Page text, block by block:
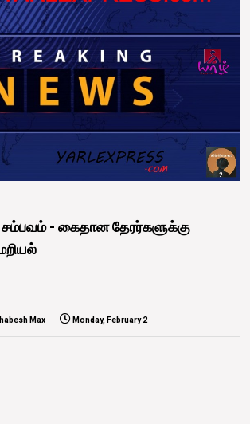
- கைதான தேரர்களுக்கு
Max Monday, February 2